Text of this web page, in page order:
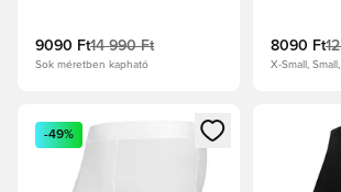
9090 Ft14 990 Ft
Sok méretben kapható
8090 Ft
X-Small,
Megnyit egy modált a
-49%
Megnyit